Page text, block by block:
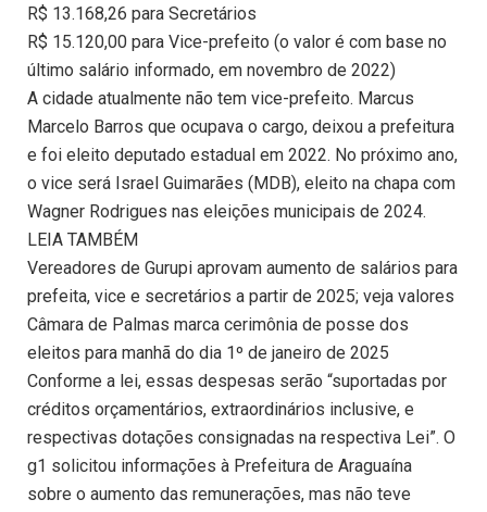
R$ 13.168,26 para Secretários
R$ 15.120,00 para Vice-prefeito (o valor é com base no
último salário informado, em novembro de 2022)
A cidade atualmente não tem vice-prefeito. Marcus
Marcelo Barros que ocupava o cargo, deixou a prefeitura
e foi eleito deputado estadual em 2022. No próximo ano,
o vice será Israel Guimarães (MDB), eleito na chapa com
Wagner Rodrigues nas eleições municipais de 2024.
LEIA TAMBÉM
Vereadores de Gurupi aprovam aumento de salários para
prefeita, vice e secretários a partir de 2025; veja valores
Câmara de Palmas marca cerimônia de posse dos
eleitos para manhã do dia 1º de janeiro de 2025
Conforme a lei, essas despesas serão “suportadas por
créditos orçamentários, extraordinários inclusive, e
respectivas dotações consignadas na respectiva Lei”. O
g1 solicitou informações à Prefeitura de Araguaína
sobre o aumento das remunerações, mas não teve